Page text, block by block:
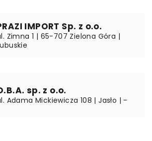
IMPORT Sp. z o.o.
Zimna 1 | 65-707 Zielona Góra |
sp. z o.o.
Adama Mickiewicza 108 | Jasło | -